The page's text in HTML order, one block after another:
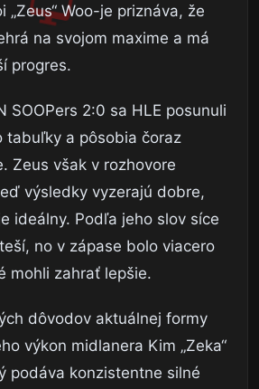
„Zeus“ Woo-je priznáva, že
na svojom maxime a má
progres.
SOOPers 2:0 sa HLE posunuli
tabuľky a pôsobia čoraz
Zeus však v rozhovore
výsledky vyzerajú dobre,
ideálny. Podľa jeho slov síce
no v zápase bolo viacero
mohli zahrať lepšie.
dôvodov aktuálnej formy
výkon midlanera Kim „Zeka“
podáva konzistentne silné